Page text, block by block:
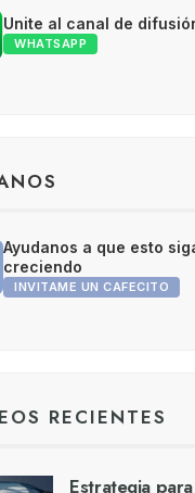
Unite al canal de
WHATSAPP
Ayudanos a que esto
creciendo
INVITAME UN CAFECITO
RECIENTES
Estrategia